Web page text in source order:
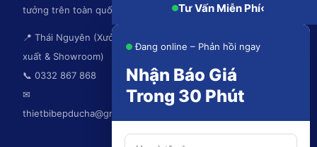
tưởng trên toàn quốc.
📍 Thái Nguyên (Xưởng sản
xuất & Showroom)
📞 0332 867 868
✉
thietbibepducha@gmail.com
Tư Vấn Miễn Phí‹
Đang online – Phản hồi ngay
Nhận Báo Giá
Trong 30 Phút